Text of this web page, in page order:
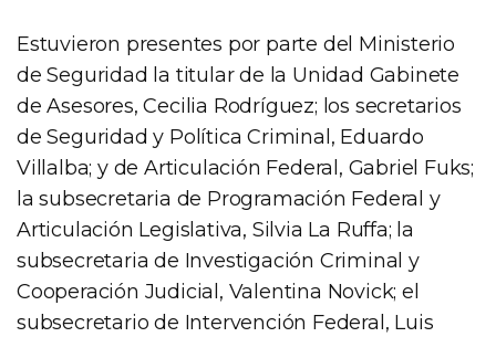
Estuvieron presentes por parte del Ministerio
de Seguridad la titular de la Unidad Gabinete
de Asesores, Cecilia Rodríguez; los secretarios
de Seguridad y Política Criminal, Eduardo
Villalba; y de Articulación Federal, Gabriel Fuks;
la subsecretaria de Programación Federal y
Articulación Legislativa, Silvia La Ruffa; la
subsecretaria de Investigación Criminal y
Cooperación Judicial, Valentina Novick; el
subsecretario de Intervención Federal, Luis